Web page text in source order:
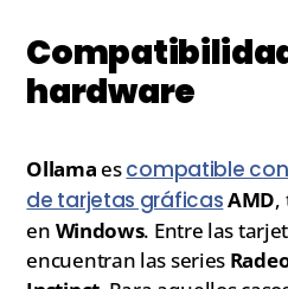
hardware
Ollama escompatible
de tarjetas gráficasAMD,
en Windows. Entre las
encuentran las series